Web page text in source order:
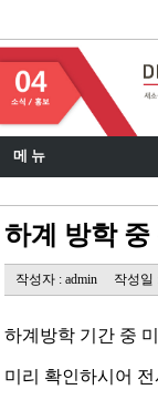
메 뉴
하계 방학 중
작성자 : admin 작성일
하계방학 기간 중
미리 확인하시어